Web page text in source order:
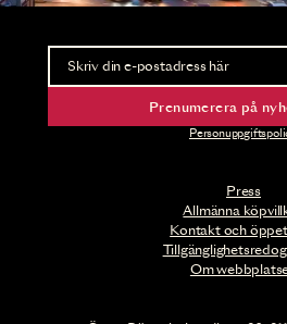
Press
Allmänna
Kontakt och
Om
Nyhetsbrev
Ta del av
Prenumerera på